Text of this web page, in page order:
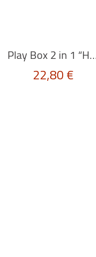
Play Box 2 in 1
22,80€